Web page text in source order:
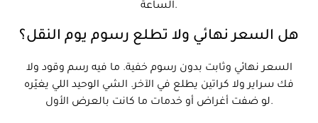
الساعة.
هل السعر نهائي ولا تطلع رسوم يوم النقل؟
السعر نهائي وثابت بدون رسوم خفية. ما فيه رسم وقود ولا
فك سراير ولا كراتين يطلع في الآخر. الشي الوحيد اللي يغيّره
لو ضفت أغراض أو خدمات ما كانت بالعرض الأول.